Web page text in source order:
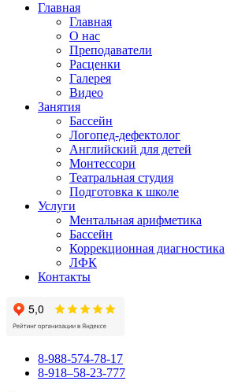
Главная
Главная
О нас
Преподаватели
Расценки
Галерея
Видео
Занятия
Бассейн
Логопед-дефектолог
Английский для детей
Монтессори
Театральная студия
Подготовка к школе
Услуги
Ментальная арифметика
Бассейн
Коррекционная диагностика
ЛФК
Контакты
8-988-574-78-17
8-918–58-23-777